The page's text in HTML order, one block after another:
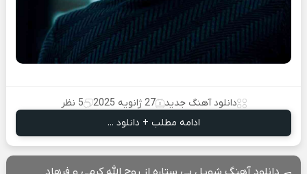
دانلود آهنگ جدید 27 ژانویه 2025
5 نظر
ادامه مطلب + دانلود ...